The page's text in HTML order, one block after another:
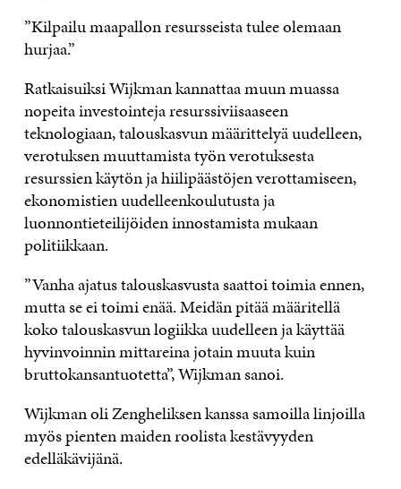
”Kilpailu maapallon resursseista tulee olemaan
hurjaa.”
Ratkaisuiksi Wijkman kannattaa muun muassa
nopeita investointeja resurssiviisaaseen
teknologiaan, talouskasvun määrittelyä uudelleen,
verotuksen muuttamista työn verotuksesta
resurssien käytön ja hiilipäästöjen verottamiseen,
ekonomistien uudelleenkoulutusta ja
luonnontieteilijöiden innostamista mukaan
politiikkaan.
”Vanha ajatus talouskasvusta saattoi toimia ennen,
mutta se ei toimi enää. Meidän pitää määritellä
koko talouskasvun logiikka uudelleen ja käyttää
hyvinvoinnin mittareina jotain muuta kuin
bruttokansantuotetta”, Wijkman sanoi.
Wijkman oli Zengheliksen kanssa samoilla linjoilla
myös pienten maiden roolista kestävyyden
edelläkävijänä.